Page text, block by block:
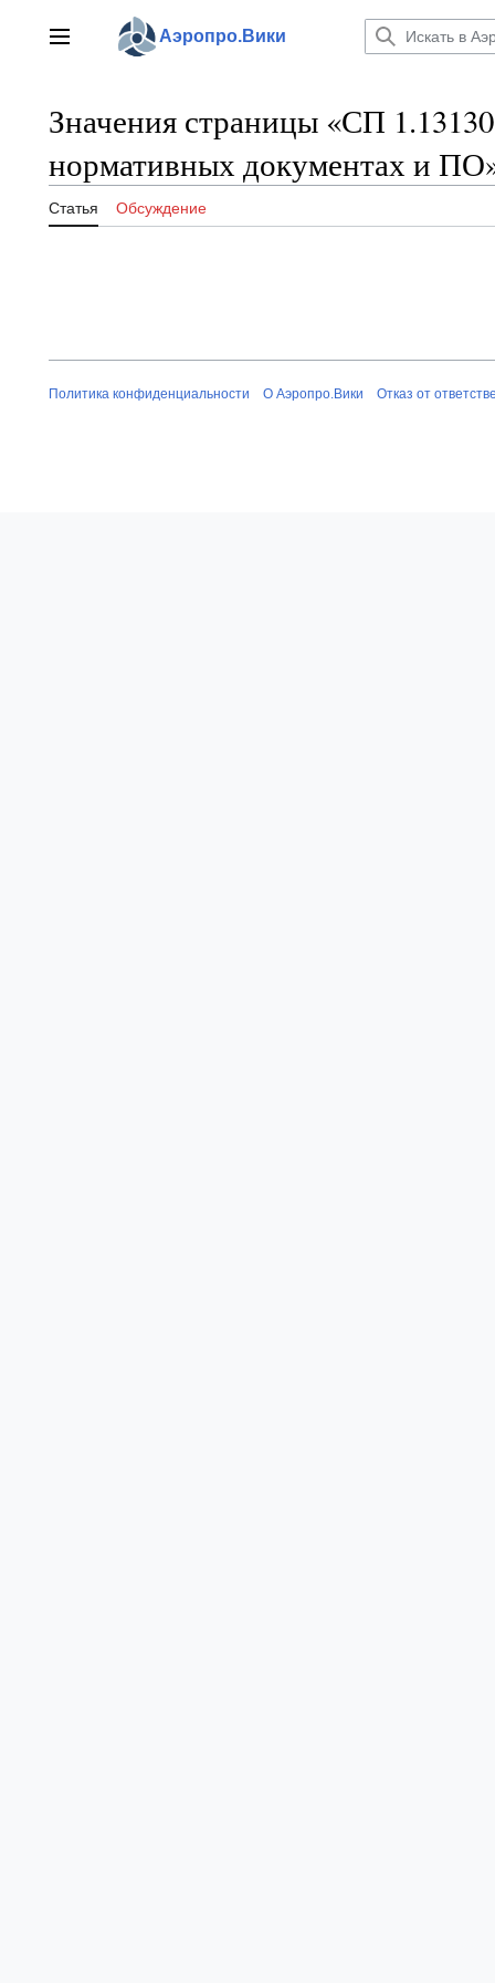
содержаниюГлавное менюАэропро.Вики
Значения страницы «СП
нормативных документах и
Статья Обсуждение
Политика конфиденциальности О Аэропро.Вики Отказ от